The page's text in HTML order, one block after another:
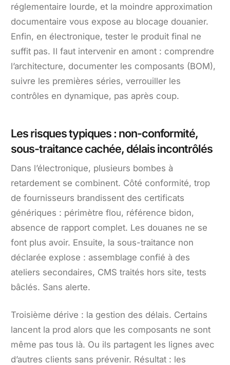
réglementaire lourde, et la moindre approximation
documentaire vous expose au blocage douanier.
Enfin, en électronique, tester le produit final ne
suffit pas. Il faut intervenir en amont : comprendre
l’architecture, documenter les composants (BOM),
suivre les premières séries, verrouiller les
contrôles en dynamique, pas après coup.
Les risques typiques : non-conformité,
sous-traitance cachée, délais incontrôlés
Dans l’électronique, plusieurs bombes à
retardement se combinent. Côté conformité, trop
de fournisseurs brandissent des certificats
génériques : périmètre flou, référence bidon,
absence de rapport complet. Les douanes ne se
font plus avoir. Ensuite, la sous-traitance non
déclarée explose : assemblage confié à des
ateliers secondaires, CMS traités hors site, tests
bâclés. Sans alerte.
Troisième dérive : la gestion des délais. Certains
lancent la prod alors que les composants ne sont
même pas tous là. Ou ils partagent les lignes avec
d’autres clients sans prévenir. Résultat : les